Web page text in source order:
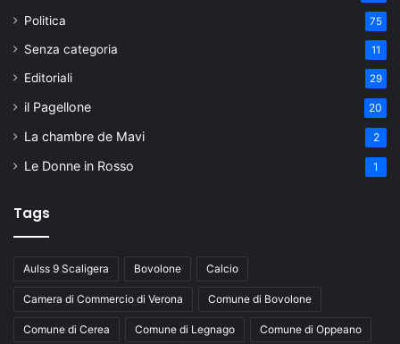
Politica 75
Senza categoria 11
Editoriali 29
il Pagellone 20
La chambre de Mavi 2
Le Donne in Rosso 1
Tags
Aulss 9 Scaligera Bovolone Calcio
Camera di Commercio di Verona Comune di Bovolone
Comune di Cerea Comune di Legnago Comune di Oppeano